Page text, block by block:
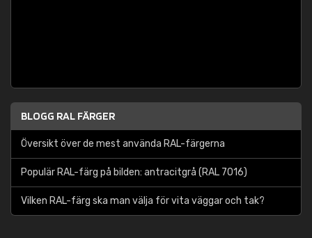
BLOGG RAL FÄRGER
Översikt över de mest använda RAL-färgerna
Populär RAL-färg på bilden: antracitgrå (RAL 7016)
Vilken RAL-färg ska man välja för vita väggar och tak?